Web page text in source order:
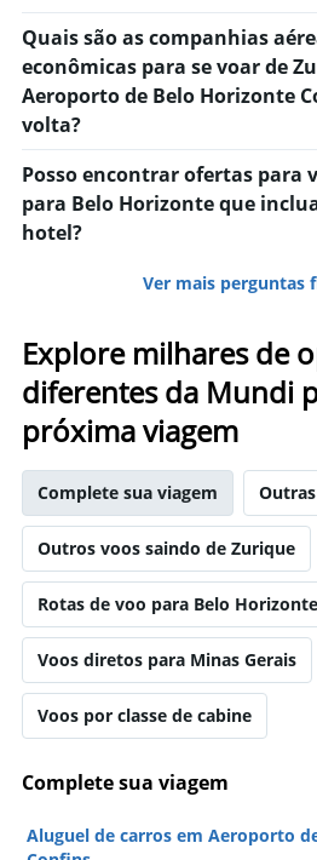
Quais são as companhias
econômicas para se voar de
Aeroporto de Belo Horizonte
volta?
Posso encontrar ofertas para
para Belo Horizonte que
hotel?
Ver mais perguntas
Explore milhares de
diferentes da Mundi
próxima viagem
Complete sua viagem
Outros voos saindo de Zurique
Rotas de voo para Belo Horizonte
Voos diretos para Minas Gerais
Voos por classe de cabine
Complete sua viagem
Aluguel de carros em Aeroporto